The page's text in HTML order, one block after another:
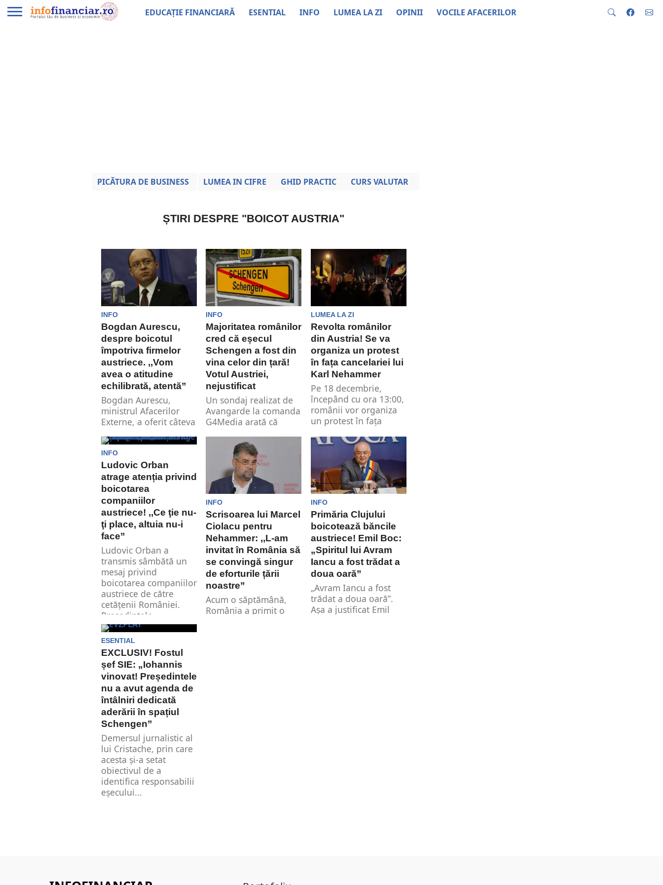
EDUCAȚIE FINANCIARĂ ESENTIAL INFO LUMEA LA ZI OPINII VOCILE AFACERILOR
PICĂTURA DE BUSINESS LUMEA IN CIFRE GHID PRACTIC CURS VALUTAR
ȘTIRI DESPRE "BOICOT AUSTRIA"
INFO
Bogdan Aurescu,
despre boicotul
împotriva firmelor
austriece. ,,Vom
avea o atitudine
echilibrată, atentă”
Bogdan Aurescu,
ministrul Afacerilor
Externe, a oferit câteva
pașii pe care îi...
INFO
Majoritatea românilor
cred că eșecul
Schengen a fost din
vina celor din țară!
Votul Austriei,
nejustificat
Un sondaj realizat de
Avangarde la comanda
G4Media arată că
consideră că
respingerea aderării...
LUMEA LA ZI
Revolta românilor
din Austria! Se va
organiza un protest
în fața cancelariei lui
Karl Nehammer
Pe 18 decembrie,
începând cu ora 13:00,
românii vor organiza
un protest în fața
INFO
Ludovic Orban
atrage atenția privind
boicotarea
companiilor
austriece! ,,Ce ţie nu-
ţi place, altuia nu-i
face”
Ludovic Orban a
transmis sâmbătă un
mesaj privind
boicotarea companiilor
austriece de către
cetățenii României.
Președintele...
INFO
Scrisoarea lui Marcel
Ciolacu pentru
Nehammer: ,,L-am
invitat în România să
se convingă singur
de eforturile țării
noastre”
Acum o săptămână,
România a primit o
INFO
Primăria Clujului
boicotează băncile
austriece! Emil Boc:
„Spiritul lui Avram
Iancu a fost trădat a
doua oară”
„Avram Iancu a fost
trădat a doua oară”.
Așa a justificat Emil
ESENTIAL
EXCLUSIV! Fostul
șef SIE: „Iohannis
vinovat! Președintele
nu a avut agenda de
întâlniri dedicată
aderării în spațiul
Schengen”
Demersul jurnalistic al
lui Cristache, prin care
acesta și-a setat
obiectivul de a
identifica responsabilii
eșecului...